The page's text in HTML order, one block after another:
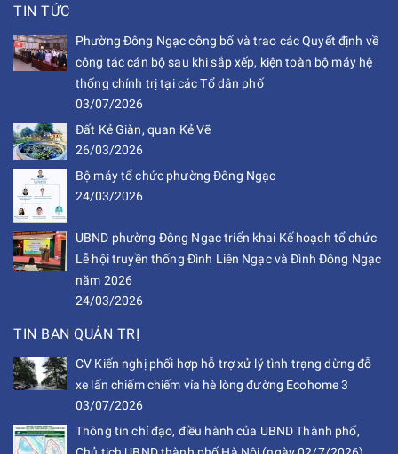
TIN TỨC
Phường Đông Ngạc công bố và trao các Quyết định về
công tác cán bộ sau khi sắp xếp, kiện toàn bộ máy hệ
thống chính trị tại các Tổ dân phố
03/07/2026
Đất Kẻ Giàn, quan Kẻ Vẽ
26/03/2026
Bộ máy tổ chức phường Đông Ngạc
24/03/2026
UBND phường Đông Ngạc triển khai Kế hoạch tổ chức
Lễ hội truyền thống Đình Liên Ngạc và Đình Đông Ngạc
năm 2026
24/03/2026
TIN BAN QUẢN TRỊ
CV Kiến nghị phối hợp hỗ trợ xử lý tình trạng dừng đỗ
xe lấn chiếm chiếm vỉa hè lòng đường Ecohome 3
03/07/2026
Thông tin chỉ đạo, điều hành của UBND Thành phố,